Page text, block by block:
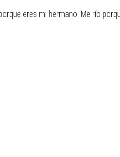
eres mi hermano. Me río